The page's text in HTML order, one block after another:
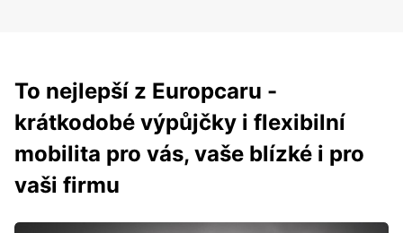
To nejlepší z Europcaru -
krátkodobé výpůjčky i flexibilní
mobilita pro vás, vaše blízké i pro
vaši firmu